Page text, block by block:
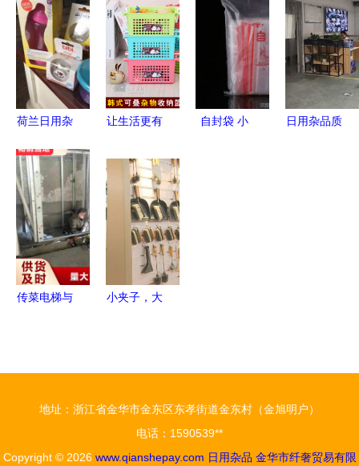
汽车后备箱
收纳袋与置
物盒
PU皮笔袋
为你的书桌
注入一抹童
话与秩序
性价比的办
公日用杂品
香”，日用
小商品市场
乱象引担忧
荷兰日用杂
徐州妈妈们
的日常生活
更添一份欧
式简约与安
心
让生活更有
式可叠式收
纳篮，三个
起包邮，轻
松打造整洁
家居
自封袋 小
日用杂品质
传菜电梯与
品质典范
小夹子，大
地址：浙江省金华市金东区东孝街道金东村（金旭明户）
电话：1590539**
Copyright © 2026 www.qianshepay.com 日用杂品 金华市纤奢贸易有限